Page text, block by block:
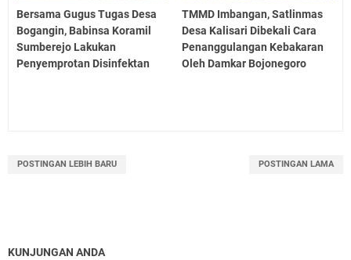
Bersama Gugus Tugas Desa
Bogangin, Babinsa Koramil
Sumberejo Lakukan
Penyemprotan Disinfektan
TMMD Imbangan, Satlinmas
Desa Kalisari Dibekali Cara
Penanggulangan Kebakaran
Oleh Damkar Bojonegoro
POSTINGAN LEBIH BARU POSTINGAN LAMA
KUNJUNGAN ANDA